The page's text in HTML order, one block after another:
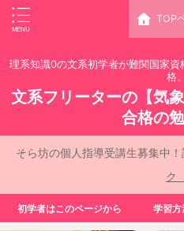
TOP
理系知識0の文系初学者が難関国家
格。
文系フリーターの【気
合格の
そら坊の個人指導受講生募集中
ク
初学者はこのページから 学習方